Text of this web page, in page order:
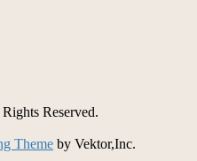
Reserved.
Theme by Vektor,Inc.